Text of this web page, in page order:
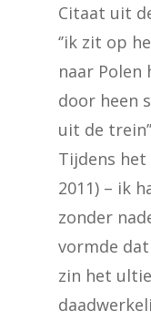
Citaat uit
‘’ik zit op
naar Polen
door heen
uit de trein’’
Tijdens het
2011) – ik
zonder
vormde
zin het